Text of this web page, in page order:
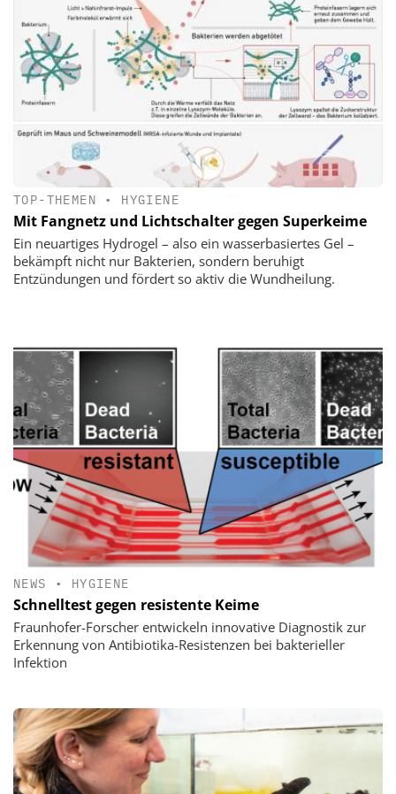
TOP-THEMEN • HYGIENE
Mit Fangnetz und Lichtschalter gegen Superkeime
Ein neuartiges Hydrogel – also ein wasserbasiertes Gel –
bekämpft nicht nur Bakterien, sondern beruhigt
Entzündungen und fördert so aktiv die Wundheilung.
NEWS • HYGIENE
Schnelltest gegen resistente Keime
Fraunhofer-Forscher entwickeln innovative Diagnostik zur
Erkennung von Antibiotika-Resistenzen bei bakterieller
Infektion